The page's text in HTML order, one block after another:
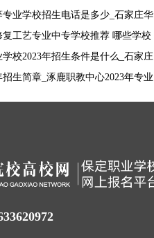
都有哪个
业学校招生电话是多少_石家庄华
招生电话
复工艺专业中专学校推荐 哪些学校
校2023年招生条件是什么_石家庄
年招生条件
生简章_涿鹿职教中心2023年专业